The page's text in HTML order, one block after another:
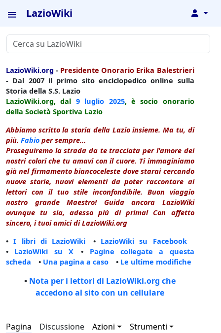
LazioWiki ↓
LazioWiki.org - Presidente Onorario Erika Balestrieri
- Dal 2007 il primo sito enciclopedico online sulla
Storia della S.S. Lazio
LazioWiki.org, dal 9 luglio 2025, è socio onorario
della Società Sportiva Lazio
Abbiamo scritto la storia della Lazio insieme. Ma tu, di
più. Fabio per sempre...
Proseguiremo la strada da te tracciata per l'amore dei
nostri colori che tu amavi con il cuore. Ti immaginiamo
già nel firmamento biancoceleste dove starai cercando
nuove storie, nuovi elementi da poter raccontare ai
lettori con il tuo stile inconfondibile. Buon viaggio
nostro grande Maestro! Guida ancora LazioWiki
ovunque tu sia, adesso più di prima! Con affetto
sincero, i tuoi amici di LazioWiki.org
•I libri di LazioWiki • LazioWiki su Facebook
• LazioWiki su X • Pagine collegate a questa
scheda • Una pagina a caso • Le ultime modifiche
• Nota per i lettori di LazioWiki.org che
accedono al sito con un cellulare
Pagina Discussione Azioni Strumenti